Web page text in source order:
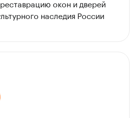
окон и дверей
наследия России